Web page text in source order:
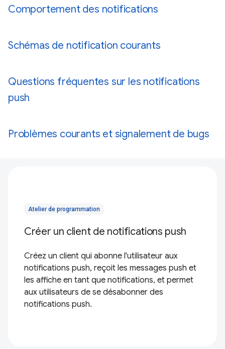
Comportement des notifications
Schémas de notification courants
Questions fréquentes sur les notifications
push
Problèmes courants et signalement de bugs
Atelier de programmation
Créer un client de notifications push
Créez un client qui abonne l'utilisateur aux
notifications push, reçoit les messages push et
les affiche en tant que notifications, et permet
aux utilisateurs de se désabonner des
notifications push.